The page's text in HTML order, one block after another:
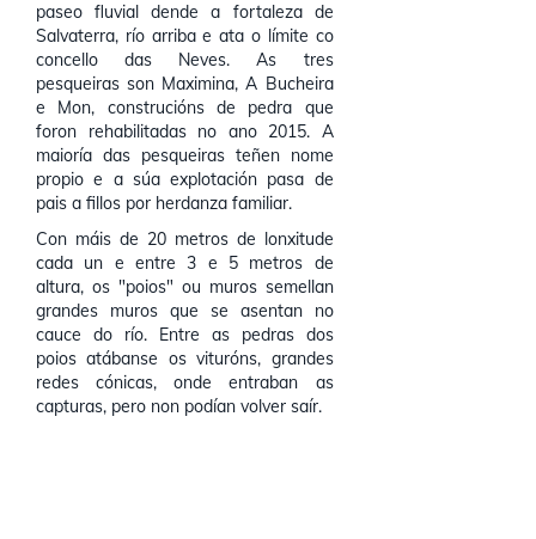
paseo fluvial dende a fortaleza de
Salvaterra, río arriba e ata o límite co
concello das Neves. As tres
pesqueiras son Maximina, A Bucheira
e Mon, construcións de pedra que
foron rehabilitadas no ano 2015. A
maioría das pesqueiras teñen nome
propio e a súa explotación pasa de
pais a fillos por herdanza familiar.
Con máis de 20 metros de lonxitude
cada un e entre 3 e 5 metros de
altura, os "poios" ou muros semellan
grandes muros que se asentan no
cauce do río. Entre as pedras dos
poios atábanse os vituróns, grandes
redes cónicas, onde entraban as
capturas, pero non podían volver saír.